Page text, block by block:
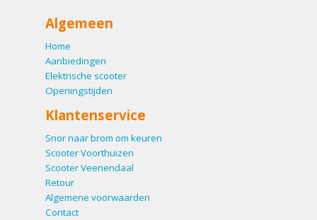
Algemeen
Home
Aanbiedingen
Elektrische scooter
Openingstijden
Klantenservice
Snor naar brom om keuren
Scooter Voorthuizen
Scooter Veenendaal
Retour
Algemene voorwaarden
Contact